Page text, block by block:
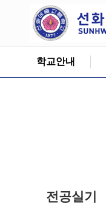
학교안내
전공실기